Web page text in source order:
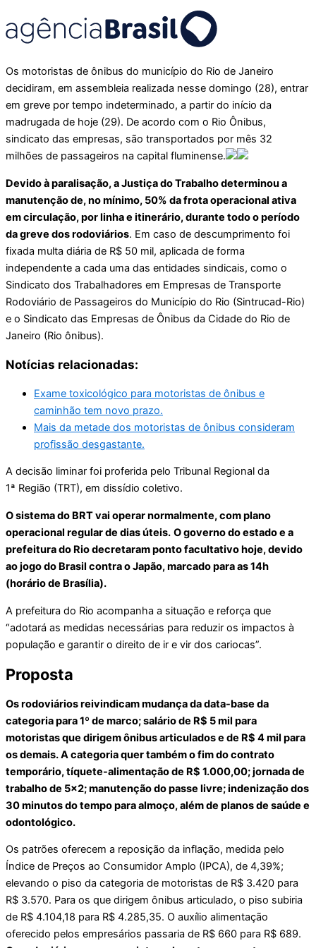
Os motoristas de ônibus do município do Rio de Janeiro
decidiram, em assembleia realizada nesse domingo (28), entrar
em greve por tempo indeterminado, a partir do início da
madrugada de hoje (29). De acordo com o Rio Ônibus,
sindicato das empresas, são transportados por mês 32
milhões de passageiros na capital fluminense.
Devido à paralisação, a Justiça do Trabalho determinou a
manutenção de, no mínimo, 50% da frota operacional ativa
em circulação, por linha e itinerário, durante todo o período
da greve dos rodoviários. Em caso de descumprimento foi
fixada multa diária de R$ 50 mil, aplicada de forma
independente a cada uma das entidades sindicais, como o
Sindicato dos Trabalhadores em Empresas de Transporte
Rodoviário de Passageiros do Município do Rio (Sintrucad-Rio)
e o Sindicato das Empresas de Ônibus da Cidade do Rio de
Janeiro (Rio ônibus).
Notícias relacionadas:
Exame toxicológico para motoristas de ônibus e
caminhão tem novo prazo.
Mais da metade dos motoristas de ônibus consideram
profissão desgastante.
A decisão liminar foi proferida pelo Tribunal Regional da
1ª Região (TRT), em dissídio coletivo.
O sistema do BRT vai operar normalmente, com plano
operacional regular de dias úteis. O governo do estado e a
prefeitura do Rio decretaram ponto facultativo hoje, devido
ao jogo do Brasil contra o Japão, marcado para as 14h
(horário de Brasília).
A prefeitura do Rio acompanha a situação e reforça que
“adotará as medidas necessárias para reduzir os impactos à
população e garantir o direito de ir e vir dos cariocas”.
Proposta
Os rodoviários reivindicam mudança da data-base da
categoria para 1º de marco; salário de R$ 5 mil para
motoristas que dirigem ônibus articulados e de R$ 4 mil para
os demais. A categoria quer também o fim do contrato
temporário, tíquete-alimentação de R$ 1.000,00; jornada de
trabalho de 5×2; manutenção do passe livre; indenização dos
30 minutos do tempo para almoço, além de planos de saúde e
odontológico.
Os patrões oferecem a reposição da inflação, medida pelo
Índice de Preços ao Consumidor Amplo (IPCA), de 4,39%;
elevando o piso da categoria de motoristas de R$ 3.420 para
R$ 3.570. Para os que dirigem ônibus articulado, o piso subiria
de R$ 4.104,18 para R$ 4.285,35. O auxílio alimentação
oferecido pelos empresários passaria de R$ 660 para R$ 689.